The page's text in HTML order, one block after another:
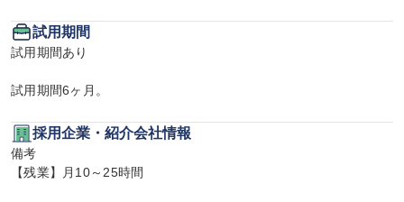
試用期間
試用期間あり
試用期間6ヶ月。
採用企業・紹介会社情報
備考
【残業】月10～25時間